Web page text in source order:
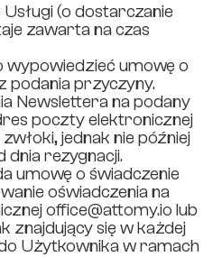
(o dostarczanie
zawarta na czas
umowę o
podania przyczyny.
Newslettera na podany
poczty elektronicznej
jednak nie później
dnia rezygnacji.
umowę o świadczenie
oświadczenia na
office@attomy.io lub
znajdujący się w każdej
Użytkownika w ramach